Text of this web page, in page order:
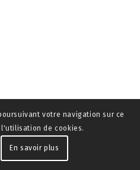
votre navigation sur ce
de cookies.
En savoir plus